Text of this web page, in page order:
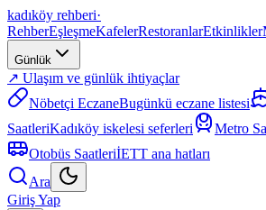
kadıköy rehberi·
RehberEşleşmeKafelerRestoranlarEtkinlikler
Günlük
↗ Ulaşım ve günlük ihtiyaçlar
Nöbetçi EczaneBugünkü eczane listesi
SaatleriKadıköy iskelesi seferleri Metro
Otobüs SaatleriİETT ana hatları
Ara
Giriş Yap